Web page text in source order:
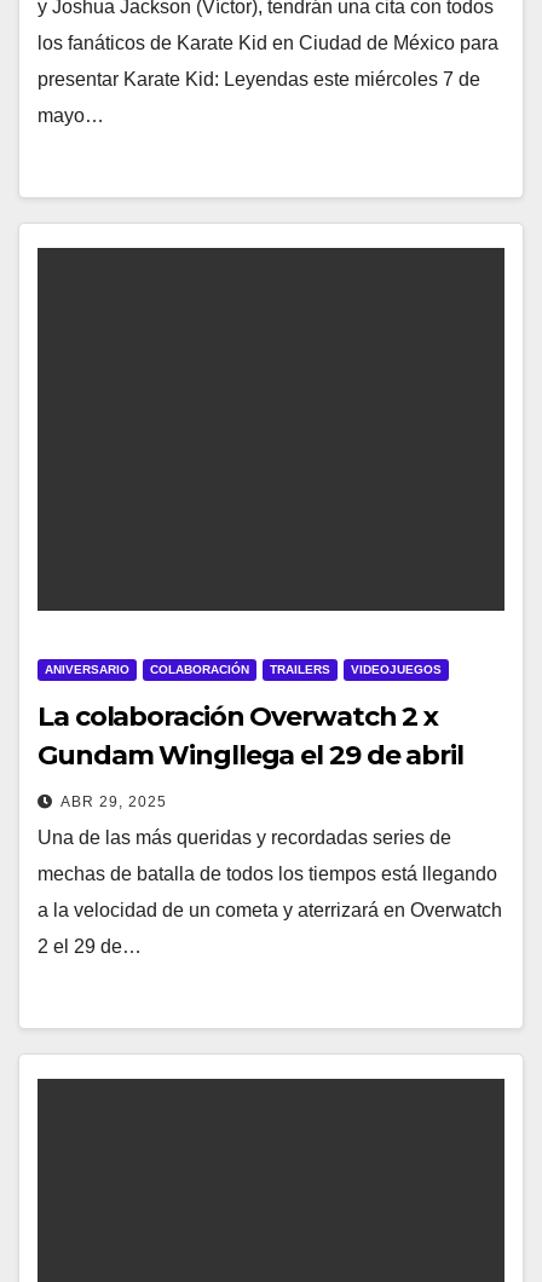
y Joshua Jackson (Víctor), tendrán una cita con todos
los fanáticos de Karate Kid en Ciudad de México para
presentar Karate Kid: Leyendas este miércoles 7 de
mayo…
ANIVERSARIO COLABORACIÓN TRAILERS VIDEOJUEGOS
La colaboración Overwatch 2 x
Gundam Wingllega el 29 de abril
ABR 29, 2025
Una de las más queridas y recordadas series de
mechas de batalla de todos los tiempos está llegando
a la velocidad de un cometa y aterrizará en Overwatch
2 el 29 de…